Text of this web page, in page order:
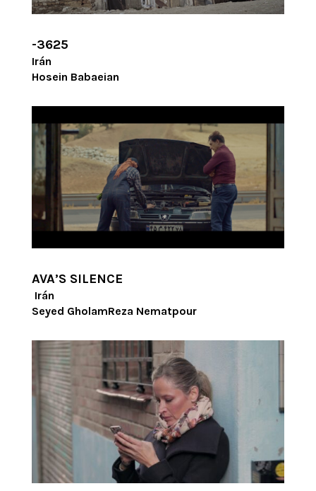
-3625
Irán
Hosein Babaeian
AVA’S SILENCE
Irán
Seyed GholamReza Nematpour